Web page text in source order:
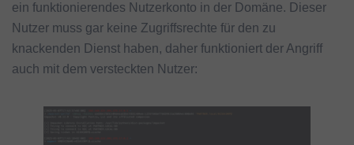
ein funktionierendes Nutzerkonto in der Domäne. Dieser
Nutzer muss gar keine Zugriffsrechte für den zu
knackenden Dienst haben, daher funktioniert der Angriff
auch mit dem versteckten Nutzer: